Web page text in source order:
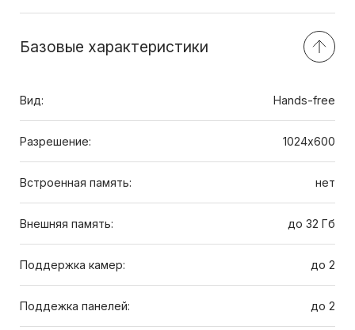
Базовые характеристики
Вид: Hands-free
Разрешение: 1024х600
Встроенная память: нет
Внешняя память: до 32 Гб
Поддержка камер: до 2
Поддежка панелей: до 2